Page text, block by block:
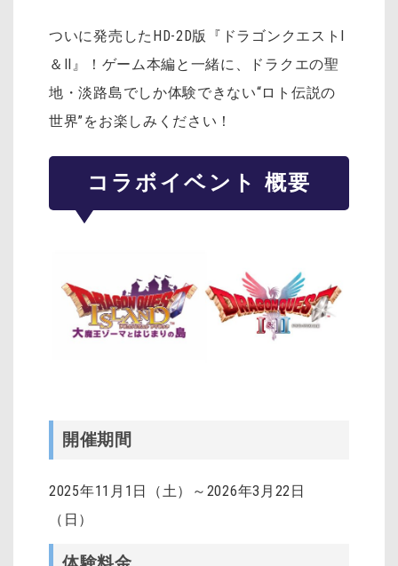
ついに発売したHD-2D版『ドラゴンクエストI
＆II』！ゲーム本編と一緒に、ドラクエの聖
地・淡路島でしか体験できない“ロト伝説の
世界”をお楽しみください！
コラボイベント 概要
開催期間
2025年11月1日（土）～2026年3月22日
（日）